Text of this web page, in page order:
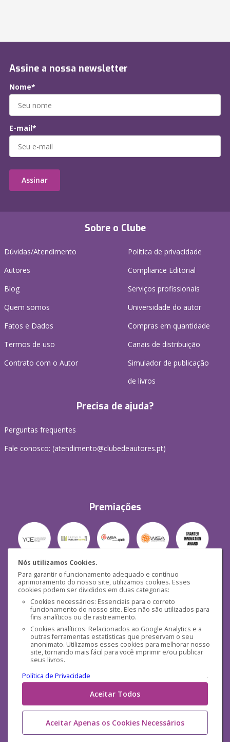
Nós utilizamos Cookies.
Para garantir o funcionamento adequado e contínuo
aprimoramento do nosso site, utilizamos cookies. Esses
cookies podem ser divididos em duas categorias:
Cookies necessários: Essenciais para o correto
funcionamento do nosso site. Eles não são utilizados para
fins analíticos ou de rastreamento.
Cookies analíticos: Relacionados ao Google Analytics e a
outras ferramentas estatísticas que preservam o seu
anonimato. Utilizamos esses cookies para melhorar nosso
site, tornando mais fácil para você imprimir e/ou publicar
seus livros.
Política de Privacidade
.
Aceitar Todos
Aceitar Apenas os Cookies Necessários
Sobre o Clube
Dúvidas/Atendimento
Autores
Blog
Quem somos
Fatos e Dados
Termos de uso
Contrato com o Autor
Política de privacidade
Compliance Editorial
Serviços profissionais
Universidade do autor
Compras em quantidade
Canais de distribuição
Simulador de publicação
de livros
Precisa de ajuda?
Perguntas frequentes
Fale conosco: (atendimento@clubedeautores.pt)
Premiações
Segurança
Mídias Sociais
Assine a nossa newsletter
Nome*
E-mail*
Assinar